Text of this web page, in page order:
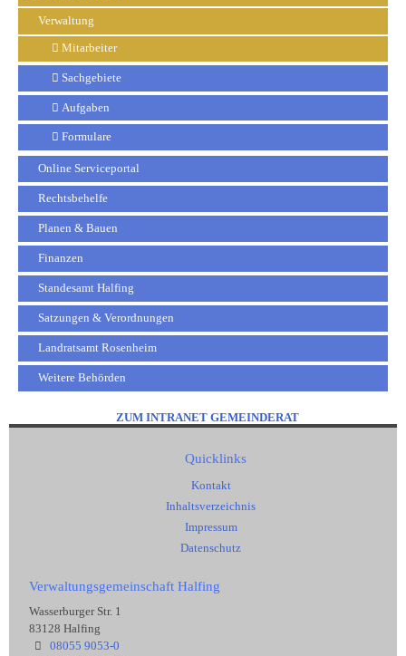
Verwaltung
Mitarbeiter
Sachgebiete
Aufgaben
Formulare
Online Serviceportal
Rechtsbehelfe
Planen & Bauen
Finanzen
Standesamt Halfing
Satzungen & Verordnungen
Landratsamt Rosenheim
Weitere Behörden
ZUM INTRANET GEMEINDERAT
Quicklinks
Kontakt
Inhaltsverzeichnis
Impressum
Datenschutz
Verwaltungsgemeinschaft Halfing
Wasserburger Str. 1
83128 Halfing
08055 9053-0